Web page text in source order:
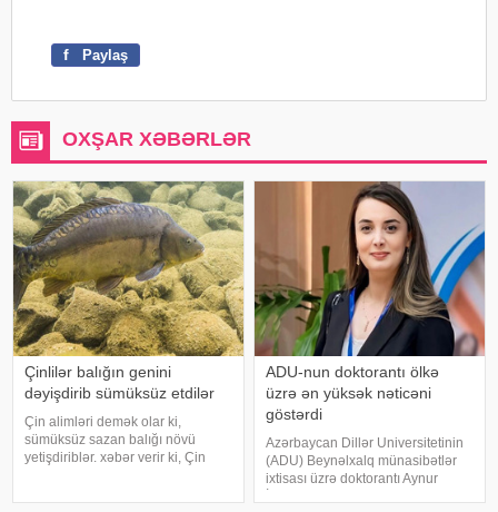
f Paylaş
OXŞAR XƏBƏRLƏR
Çinlilər balığın genini
dəyişdirib sümüksüz etdilər
Çin alimləri demək olar ki,
sümüksüz sazan balığı növü
yetişdiriblər. xəbər verir ki, Çin
ADU-nun doktorantı ölkə
üzrə ən yüksək nəticəni
göstərdi
Azərbaycan Dillər Universitetinin
(ADU) Beynəlxalq münasibətlər
ixtisası üzrə doktorantı Aynur